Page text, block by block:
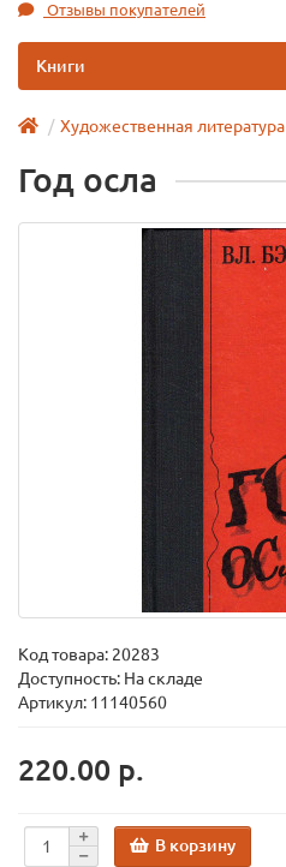
Отзывы покупателей
Книги
Художественная литература
Год осла
Код товара: 20283
Доступность: На складе
Артикул: 11140560
220.00 р.
В корзину